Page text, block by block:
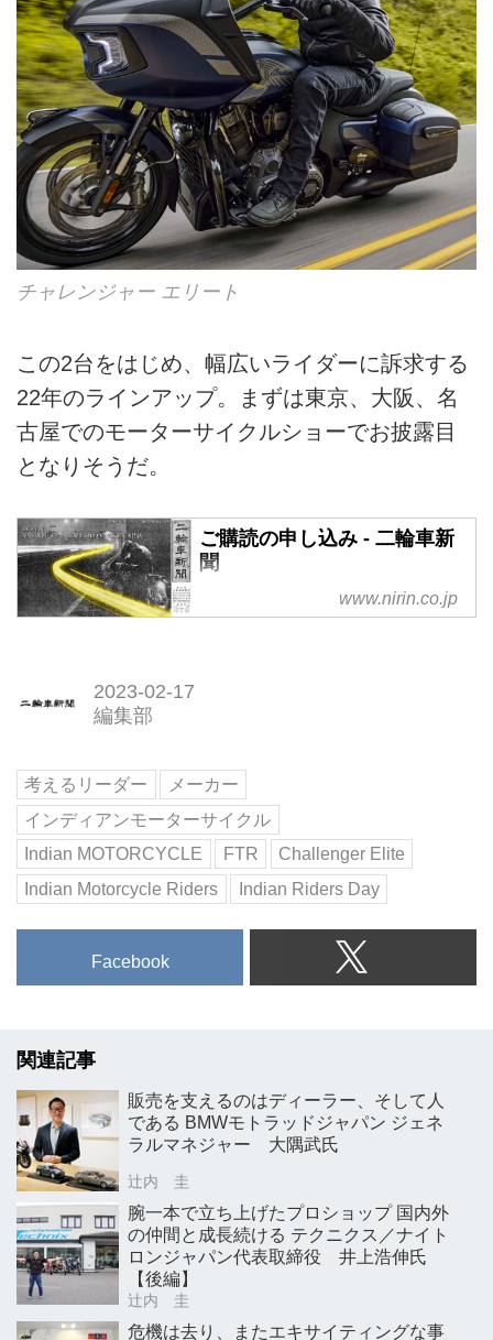
チャレンジャー エリート
この2台をはじめ、幅広いライダーに訴求する
22年のラインアップ。まずは東京、大阪、名
古屋でのモーターサイクルショーでお披露目
となりそうだ。
ご購読の申し込み - 二輪車新
聞
明日の二輪車市場を先読み！ 独
自データ満載の本紙購読はこちら
www.nirin.co.jp
2023-02-17
編集部
考えるリーダー
メーカー
インディアンモーターサイクル
Indian MOTORCYCLE
FTR
Challenger Elite
Indian Motorcycle Riders
Indian Riders Day
Facebook
関連記事
販売を支えるのはディーラー、そして人
である BMWモトラッドジャパン ジェネ
ラルマネジャー 大隅武氏
辻内 圭
腕一本で立ち上げたプロショップ 国内外
の仲間と成長続ける テクニクス／ナイト
ロンジャパン代表取締役 井上浩伸氏
【後編】
辻内 圭
危機は去り、またエキサイティングな事